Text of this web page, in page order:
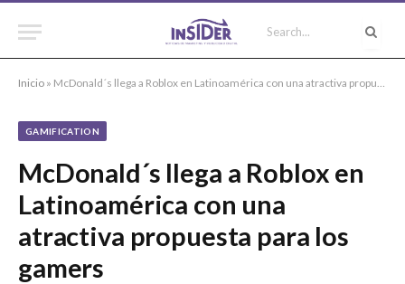
Inicio » McDonald´s llega a Roblox en Latinoamérica con una atractiva propuesta para los gamers
GAMIFICATION
McDonald´s llega a Roblox en
Latinoamérica con una
atractiva propuesta para los
gamers